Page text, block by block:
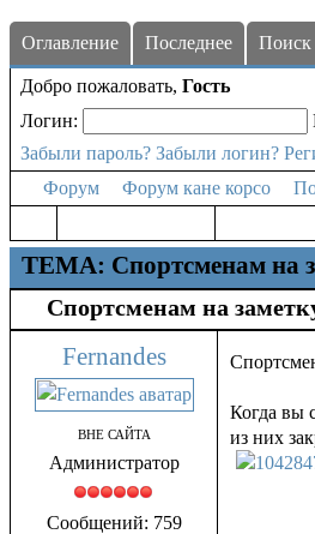
Оглавление Последнее Поиск
Добро пожаловать, Гость
Логин:
Забыли пароль? Забыли логин?
Форум
Форум кане корсо
ТЕМА: Спортсменам на
Спортсменам на
Fernandes
ВНЕ САЙТА
Администратор
Сообщений: 759
Когда вы
из них